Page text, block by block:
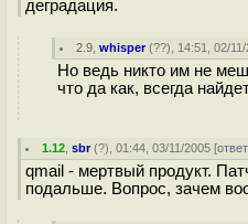
деградация.
2.9 ,whisper(??), 14:51, 02/
Но ведь никто им не
что да как, всегда
1.12 ,sbr(?), 01:44, 03/11/2005 [
qmail - мертвый продукт.
подальше. Вопрос, зачем